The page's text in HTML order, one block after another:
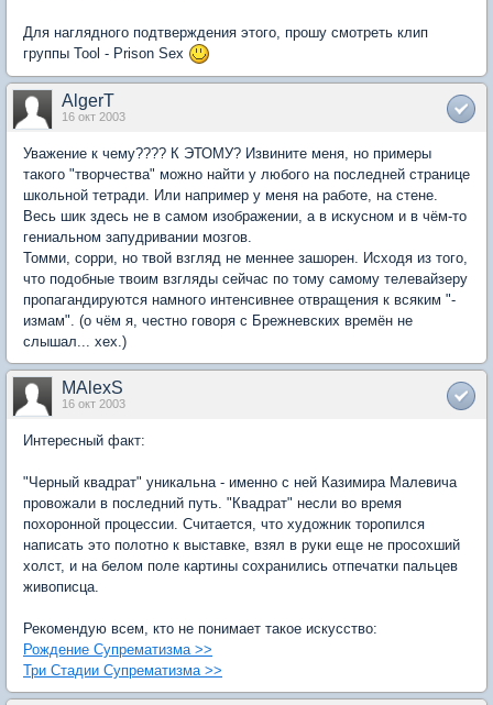
Для наглядного подтверждения этого, прошу смотреть клип
группы Tool - Prison Sex
AlgerT
16 окт 2003
Уважение к чему???? К ЭТОМУ? Извините меня, но примеры
такого "творчества" можно найти у любого на последней странице
школьной тетради. Или например у меня на работе, на стене.
Весь шик здесь не в самом изображении, а в искусном и в чём-то
гениальном запудривании мозгов.
Томми, сорри, но твой взгляд не меннее зашорен. Исходя из того,
что подобные твоим взгляды сейчас по тому самому телевайзеру
пропагандируются намного интенсивнее отвращения к всяким "-
измам". (о чём я, честно говоря с Брежневских времён не
слышал... хех.)
MAlexS
16 окт 2003
Интересный факт:
"Черный квадрат" уникальна - именно с ней Казимира Малевича
провожали в последний путь. "Квадрат" несли во время
похоронной процессии. Считается, что художник торопился
написать это полотно к выставке, взял в руки еще не просохший
холст, и на белом поле картины сохранились отпечатки пальцев
живописца.
Рекомендую всем, кто не понимает такое искусство:
Рождение Супрематизма >>
Три Стадии Супрематизма >>